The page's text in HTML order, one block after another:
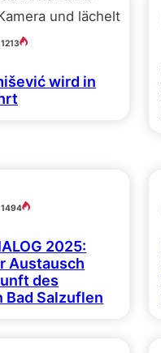
1213
wird in
1494
2025:
Austausch
des
Bad Salzuflen